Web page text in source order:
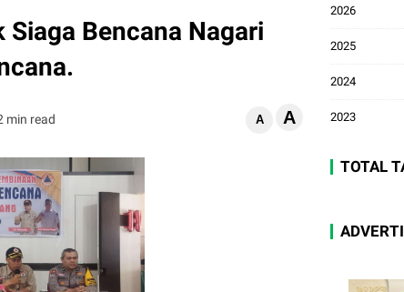
Bencana Nagari
min read A A
2026
2025
2024
2023
TOTAL